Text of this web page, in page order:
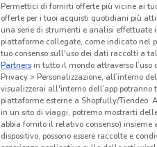
Permettici di fornirti offerte più vicine ai
offerte per i tuoi acquisti quotidiani più
una serie di strumenti e analisi
piattaforme collegate, come indicato nel
tuo consenso sull'uso dei dati raccolti a
Partnersin tutto il mondo attraverso l’uso
Privacy > Personalizzazione, all’interno
visualizzerai all'interno dell’app
piattaforme esterne a Shopfully/Tiendeo.
in un sito di viaggi, potremo mostrarti
abbia fornito il relativo consenso)
dispositivo, possono essere raccolte e